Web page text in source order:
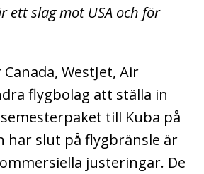
ett slag mot USA och för
WestJet, Air
flygbolag att ställa in
till Kuba på
har slut på flygbränsle är
justeringar. De